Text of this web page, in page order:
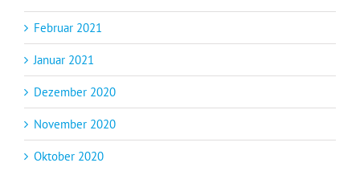
Februar 2021
Januar 2021
Dezember 2020
November 2020
Oktober 2020